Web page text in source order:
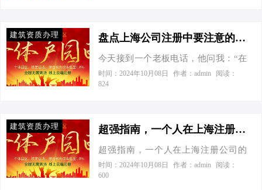
的吸引力…
个响亮的名字，然后登录“一网通办”平
台（上海的官方工商注册系统），按
照指引填写信息，提交材料。就像网
购一样简单，不过这次你买的是“梦想
的资深人士，我当然义不容辞。于是
海注册公司的流程和费用”这个问题，
希望能帮到更多像张总这样的创业
的公司名称，一键查询是否重名。确
认无误后，在线提交注册申请，静待
审核通过。官方数据显示，上海每天
新设企业近2000户，但好名字还是要
建筑资质办理 盘点上海公司注册中要注意的事项-盘点上海公司注册中要注意的事项
今天接到一个老板电话，他问我：“在
上海注册公司需要注意什么？”我笑着
回答：“你算是问对人了，我可是中小
是，我给他列举了一些在上海注册公
解上海的市场环境。根据官方数据，
上海市共有企业约150万家，其中中小
时间：2024年10月08日 作者：admin
阅读：
824
建筑资质办理 超强指南，一个人在上海注册公司的流程-超强指南，一个人在上海注册公司的流程
超强指南，一个人在上海注册公司的
流程 今天接到一个老板电话，他告诉
我：“我打算在上海开一家设计公司，
时间：2024年10月08日 作者：admin
阅读：
600